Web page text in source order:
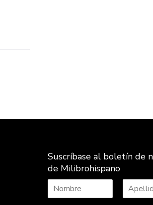
Suscríbase al boletín de
de Milibrohispano